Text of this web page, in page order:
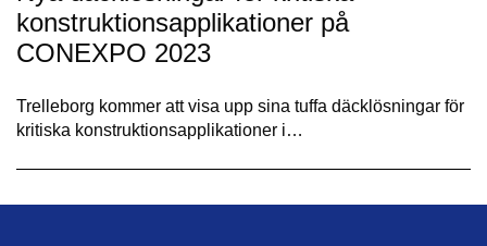
konstruktionsapplikationer på
CONEXPO 2023
Trelleborg kommer att visa upp sina tuffa däcklösningar för
kritiska konstruktionsapplikationer i…